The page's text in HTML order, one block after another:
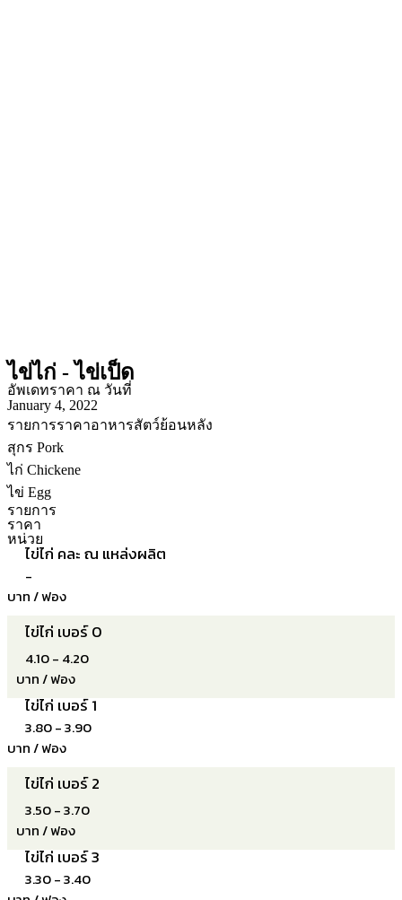
ไข่ไก่ - ไข่เป็ด
อัพเดทราคา ณ วันที่
January 4, 2022
รายการราคาอาหารสัตว์ย้อนหลัง
สุกร Pork
ไก่ Chickene
ไข่ Egg
รายการ
ราคา
หน่วย
ไข่ไก่ คละ ณ แหล่งผลิต
-
บาท / ฟอง
ไข่ไก่ เบอร์ 0
4.10 - 4.20
บาท / ฟอง
ไข่ไก่ เบอร์ 1
3.80 - 3.90
บาท / ฟอง
ไข่ไก่ เบอร์ 2
3.50 - 3.70
บาท / ฟอง
ไข่ไก่ เบอร์ 3
3.30 - 3.40